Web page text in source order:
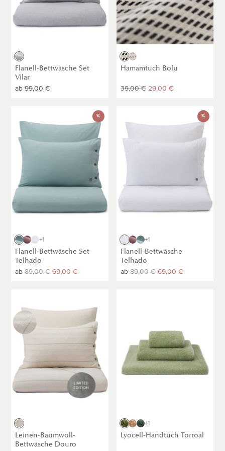
Flanell-Bettwäsche Set
Vilar
Hellgrau
Normaler
ab 99,00 €
Hamamtuch Bolu
Schwarz
/
Naturweiß
Hellgrau
Naturweiß
Sale
39,00 €
Normaler29,00 €
Bettwäsche
Set
Telhado
Graugrün]
%
Flanell-Bettwäsche Set
Telhado
Helles
Graugrün
Dunkles
Taupe
Weiß
+1
Normaler
ab 89,00 €
Normaler
69,00 €
Bettwäsche
Telhado
[Weiß]
%
Flanell-Bettwäsche
Telhado
WeißDunkles
Taupe
Helles
Graugrün
+1
Normaler
ab 89,00 €
Normaler
69,00 €
Baumwoll-
Bettwäsche
Douro
[Natur
Salbeigrün]
Leinen-Baumwoll-
Bettwäsche Douro
Natur
/
Salbeigrün
Lyocell-Handtuch Torroal
Pistazie
StrohSalbeigrün
+1